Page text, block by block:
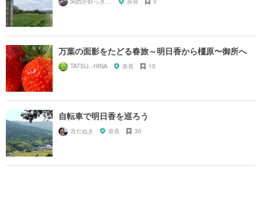
万葉の面影をたどる春旅～明日香から橿原〜御所へ
TATSU-.-HINA 奈良 15
自転車で明日香を巡ろう
古だぬき 奈良 30